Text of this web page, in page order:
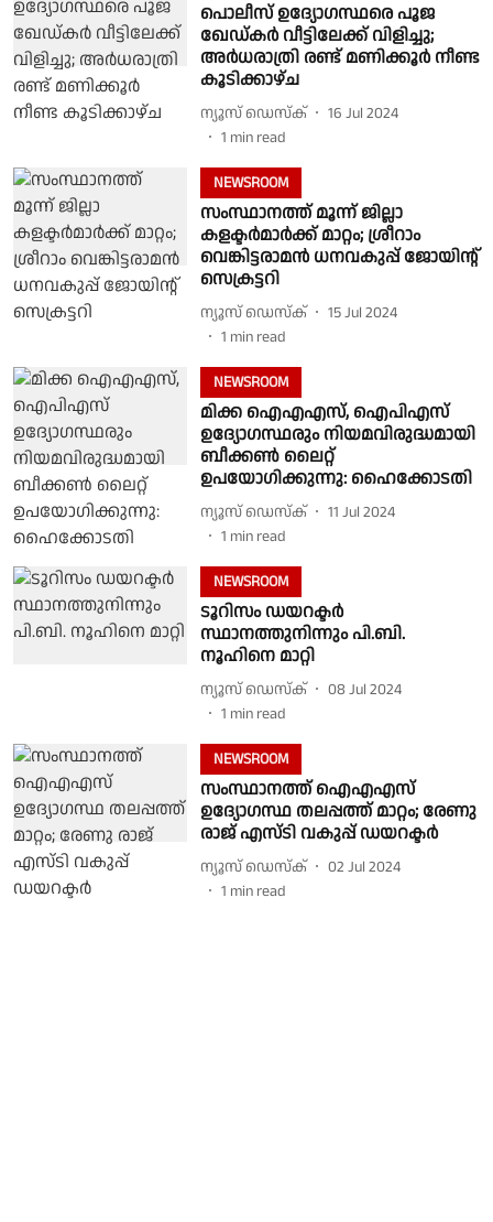
പൊലീസ് ഉദ്യോഗസ്ഥരെ പൂജ
ഖേഡ്കര്‍ വീട്ടിലേക്ക് വിളിച്ചു;
അര്‍ധരാത്രി രണ്ട് മണിക്കൂര്‍ നീണ്ട
കൂടിക്കാഴ്ച
ന്യൂസ് ഡെസ്ക്
16 Jul 2024
1 min read
NEWSROOM
സംസ്ഥാനത്ത് മൂന്ന് ജില്ലാ
കളക്ടര്‍മാര്‍ക്ക് മാറ്റം; ശ്രീറാം
വെങ്കിട്ടരാമന്‍ ധനവകുപ്പ് ജോയിന്റ്
സെക്രട്ടറി
ന്യൂസ് ഡെസ്ക്
15 Jul 2024
1 min read
NEWSROOM
മിക്ക ഐഎഎസ്, ഐപിഎസ്
ഉദ്യോഗസ്ഥരും നിയമവിരുദ്ധമായി
ബീക്കൺ ലൈറ്റ്
ഉപയോഗിക്കുന്നു: ഹൈക്കോടതി
ന്യൂസ് ഡെസ്ക്
11 Jul 2024
1 min read
NEWSROOM
ടൂറിസം ഡയറക്ടർ
സ്ഥാനത്തുനിന്നും പി.ബി.
നൂഹിനെ മാറ്റി
ന്യൂസ് ഡെസ്ക്
08 Jul 2024
1 min read
NEWSROOM
സംസ്ഥാനത്ത് ഐഎഎസ്
ഉദ്യോഗസ്ഥ തലപ്പത്ത് മാറ്റം; രേണു
രാജ് എസ്‌ടി വകുപ്പ് ഡയറക്ടർ
ന്യൂസ് ഡെസ്ക്
02 Jul 2024
1 min read